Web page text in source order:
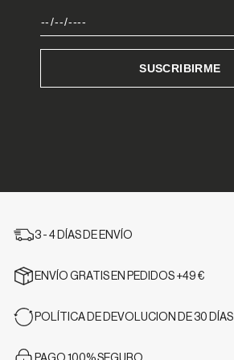
3 - 4 DÍAS DE ENVÍO
ENVÍO GRATIS EN PEDIDOS +49 €
POLÍTICA DE DEVOLUCION DE 30 DÍAS